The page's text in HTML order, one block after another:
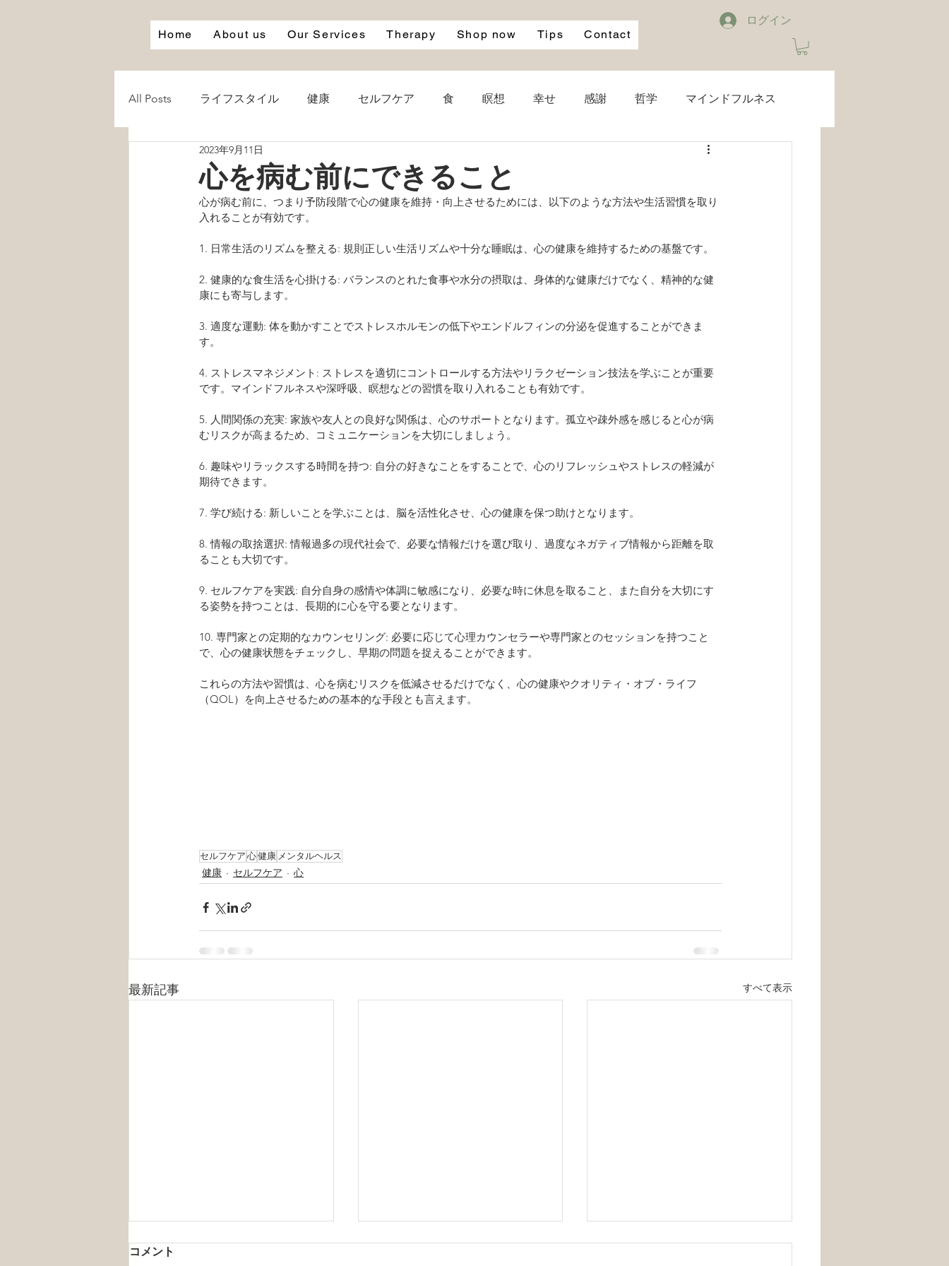
Home About us Our Services Therapy Shop now Tips Contact
ログイン
All Posts ライフスタイル 健康 セルフケア 食 瞑想 幸せ 感謝 哲学 マインドフルネス
笑う 笑顔 ブルーライトカット
お風呂 愛 名言 成功 雨 映画 洋服 エシカル 睡眠 音楽
心を病む前にできること
2023年9月11日
心が病む前に、つまり予防段階で心の健康を維持・向上させるためには、以下のような方法や生活習慣を取り
入れることが有効です。
1. 日常生活のリズムを整える: 規則正しい生活リズムや十分な睡眠は、心の健康を維持するための基盤です。
2. 健康的な食生活を心掛ける: バランスのとれた食事や水分の摂取は、身体的な健康だけでなく、精神的な健
康にも寄与します。
3. 適度な運動: 体を動かすことでストレスホルモンの低下やエンドルフィンの分泌を促進することができま
す。
4. ストレスマネジメント: ストレスを適切にコントロールする方法やリラクゼーション技法を学ぶことが重要
です。マインドフルネスや深呼吸、瞑想などの習慣を取り入れることも有効です。
5. 人間関係の充実: 家族や友人との良好な関係は、心のサポートとなります。孤立や疎外感を感じると心が病
むリスクが高まるため、コミュニケーションを大切にしましょう。
6. 趣味やリラックスする時間を持つ: 自分の好きなことをすることで、心のリフレッシュやストレスの軽減が
期待できます。
7. 学び続ける: 新しいことを学ぶことは、脳を活性化させ、心の健康を保つ助けとなります。
8. 情報の取捨選択: 情報過多の現代社会で、必要な情報だけを選び取り、過度なネガティブ情報から距離を取
ることも大切です。
9. セルフケアを実践: 自分自身の感情や体調に敏感になり、必要な時に休息を取ること、また自分を大切にす
る姿勢を持つことは、長期的に心を守る要となります。
10. 専門家との定期的なカウンセリング: 必要に応じて心理カウンセラーや専門家とのセッションを持つこと
で、心の健康状態をチェックし、早期の問題を捉えることができます。
これらの方法や習慣は、心を病むリスクを低減させるだけでなく、心の健康やクオリティ・オブ・ライフ
（QOL）を向上させるための基本的な手段とも言えます。
セルフケア 心健康 メンタルヘルス
健康 セルフケア 心
最新記事 すべて表示
コメント